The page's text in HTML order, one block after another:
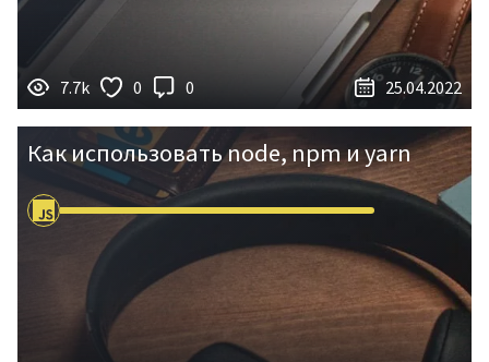
7.7k 0 0 25.04.2022
Как использовать node, npm и yarn